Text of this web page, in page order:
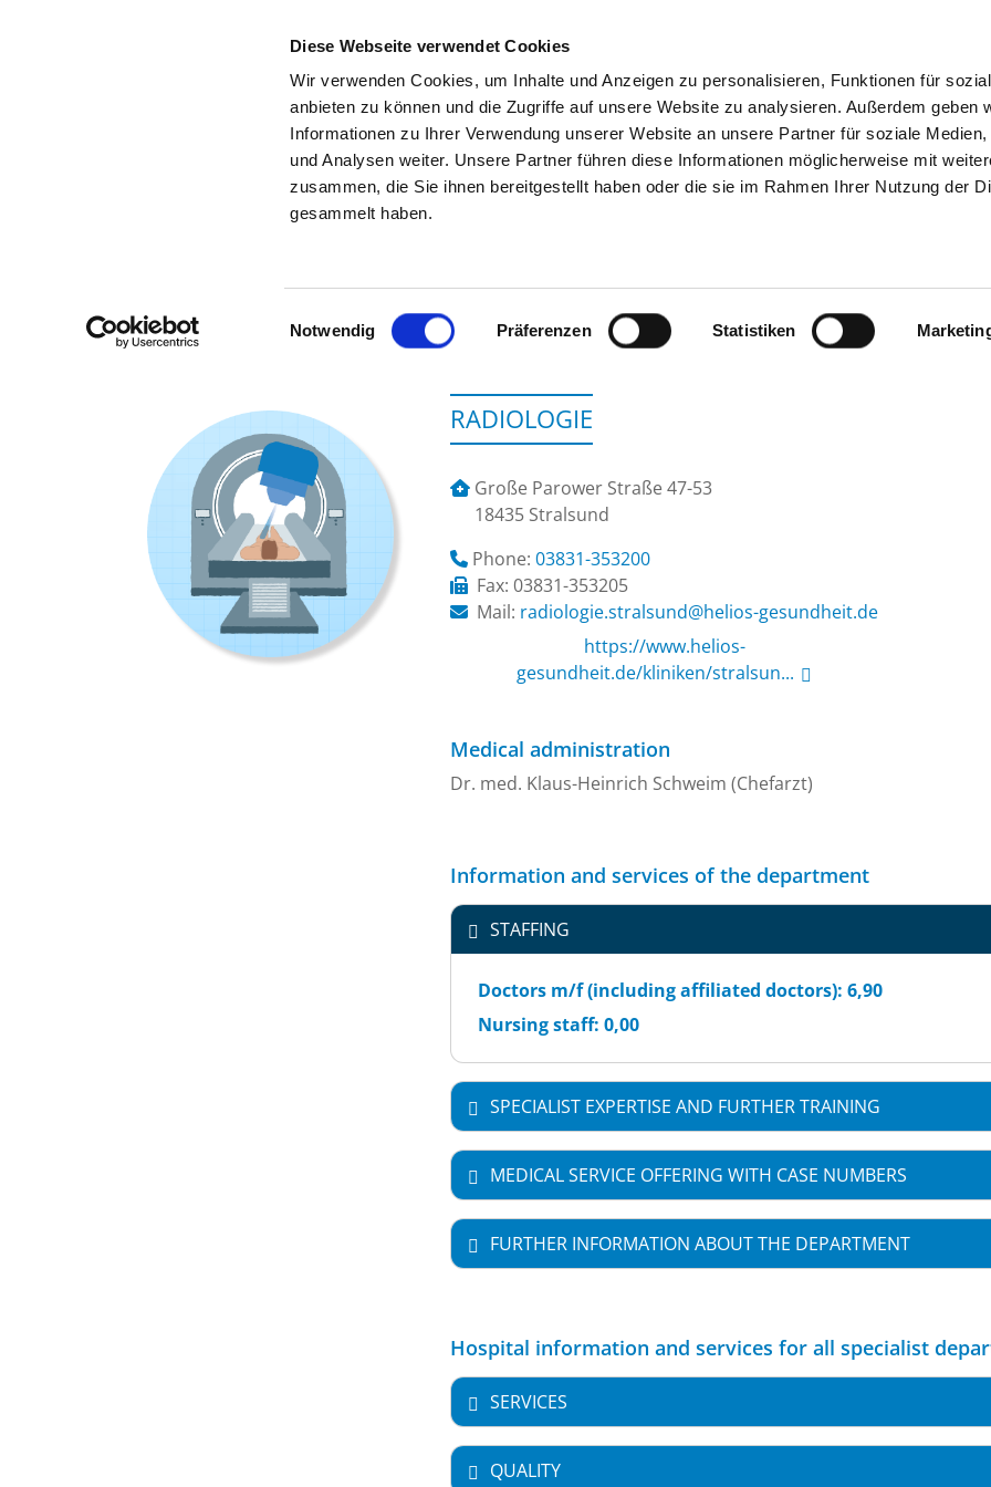
Diese Webseite verwendet Cookies
Wir verwenden Cookies, um Inhalte und Anzeigen zu personalisieren, Funktionen für
anbieten zu können und die Zugriffe auf unsere Website zu analysieren. Außerdem geben
Informationen zu Ihrer Verwendung unserer Website an unsere Partner für soziale Medien,
und Analysen weiter. Unsere Partner führen diese Informationen möglicherweise mit
zusammen, die Sie ihnen bereitgestellt haben oder die sie im Rahmen Ihrer Nutzung der
gesammelt haben.
Einwilligungsauswahl
Notwendig Präferenzen Statistiken
SEARCH TIPS & HELP THE GHD
To the hospital’s home page
RADIOLOGIE
Große Parower Straße 47-53
18435 Stralsund
Phone: 03831-353200
Fax: 03831-353205
Mail: ed.tiehdnuseg-soileh@dnuslarts.eigoloidar
https://www.helios-
gesundheit.de/kliniken/stralsun...
Medical administration
Dr. med. Klaus-Heinrich Schweim (Chefarzt)
Information and services of the department
STAFFING
Doctors m/f (including affiliated doctors): 6,90
Nursing staff: 0,00
SPECIALIST EXPERTISE AND FURTHER TRAINING
MEDICAL SERVICE OFFERING WITH CASE NUMBERS
FURTHER INFORMATION ABOUT THE DEPARTMENT
Hospital information and services for all specialist
SERVICES
QUALITY